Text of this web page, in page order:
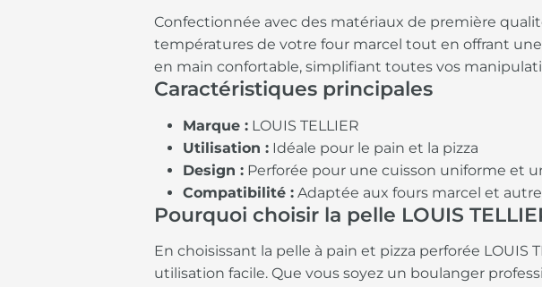
Confectionnée avec des matériaux de première
températures de votre four marcel tout en offrant
en main confortable, simplifiant toutes vos
Caractéristiques principales
Marque : LOUIS TELLIER
Utilisation : Idéale pour le pain et la pizza
Design : Perforée pour une cuisson uniforme et
Compatibilité : Adaptée aux fours marcel et
Pourquoi choisir la pelle LOUIS
En choisissant la pelle à pain et pizza perforée LOUIS
utilisation facile. Que vous soyez un boulanger